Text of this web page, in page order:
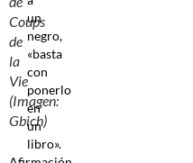
Coups
de
la
Vie
(Imagen:
Gbich)
un
negro,
«basta
con
ponerlo
en
un
libro».